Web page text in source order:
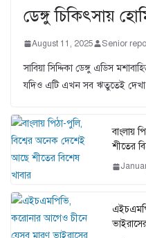
ডেঙ্গু চিকিৎসায়
August 11, 2025 Senior
সাবিয়া সিদ্দিকা ডেঙ্গু এডিস
যদিও এটি এখন সব ঋতুতেই দেখা
বাংলায়
শীতের